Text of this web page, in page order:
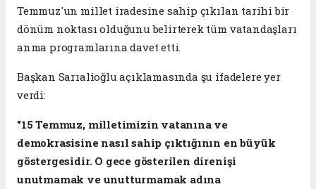
Temmuz'un millet iradesine sahip çıkılan tarihi bir
dönüm noktası olduğunu belirterek tüm vatandaşları
anma programlarına davet etti.
Başkan Sarıalioğlu açıklamasında şu ifadelere yer
verdi:
"15 Temmuz, milletimizin vatanına ve
demokrasisine nasıl sahip çıktığının en büyük
göstergesidir. O gece gösterilen direnişi
unutmamak ve unutturmamak adına